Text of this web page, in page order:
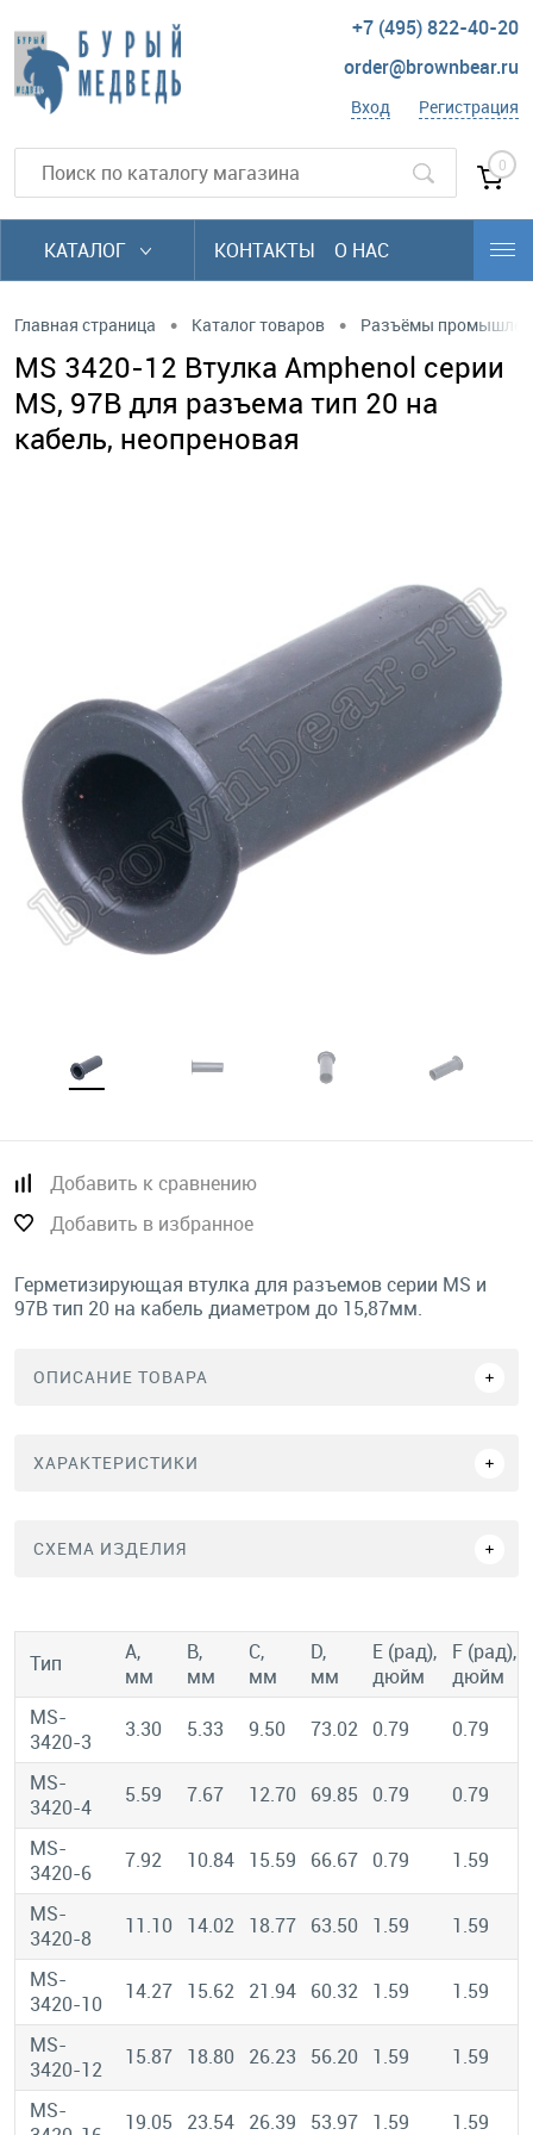
+7 (495) 822-40-20
order@brownbear.ru
Вход Регистрация
0
КАТАЛОГ КОНТАКТЫ О НАС
Главная страница • Каталог товаров • Разъёмы
MS 3420-12 Втулка Amphenol серии
MS, 97B для разъема тип 20 на
кабель, неопреновая
Добавить к сравнению
Добавить в избранное
Герметизирующая втулка для разъемов серии MS и
97B тип 20 на кабель диаметром до 15,87мм.
ОПИСАНИЕ ТОВАРА
ХАРАКТЕРИСТИКИ
СХЕМА ИЗДЕЛИЯ
Тип
A,
мм
B,
мм
C,
мм
D,
мм
E (рад),
дюйм
F (рад),
дюйм
MS-
3420-3
3.30 5.33 9.50 73.02 0.79 0.79
MS-
3420-4
5.59 7.67 12.70 69.85 0.79 0.79
MS-
3420-6
7.92 10.84 15.59 66.67 0.79 1.59
MS-
3420-8
11.10 14.02 18.77 63.50 1.59 1.59
MS-
3420-10
14.27 15.62 21.94 60.32 1.59 1.59
MS-
3420-12
15.87 18.80 26.23 56.20 1.59 1.59
MS-
19.05 23.54 26.39 53.97 1.59 1.59